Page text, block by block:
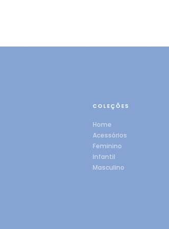
COLEÇÕES
Home
Acessórios
Feminino
Infantil
Masculino